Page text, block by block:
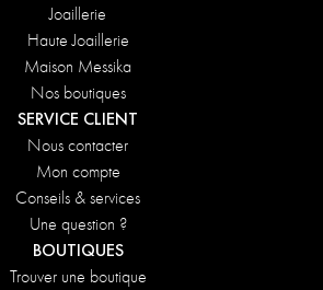
Joaillerie
Haute Joaillerie
Maison Messika
Nos boutiques
SERVICE CLIENT
Nous contacter
Mon compte
Conseils & services
Une question ?
BOUTIQUES
Trouver une boutique